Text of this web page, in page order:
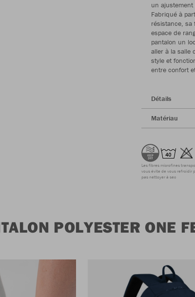
un ajustement
Fabriqué à
résistance, sa
espace de
pantalon un
aller à la salle
style et
entre confort
Détails
Matériau
Les fibres microfines
vous évite de vous refroidir
pas nettoyer à sec
POLYESTER ONE